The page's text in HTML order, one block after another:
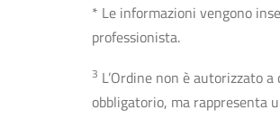
* Le informazioni vengono
professionista.
3 L’Ordine non è autorizzato
obbligatorio, ma rappresenta